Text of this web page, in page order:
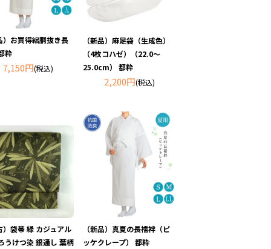
）お買得絽胴抜き長
粋
7,150円(税込)
（新品）麻足袋（生成色）
（4枚コハゼ）（22.0～
25.0cm） 都粋
2,200円(税込)
）袋帯 緑 カジュアル
うけつ染 銀通し 葉柄
（新品）真夏の長襦袢（ピ
ッケクレープ） 都粋